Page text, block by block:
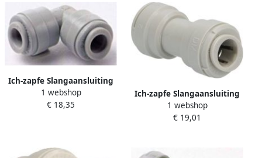
Ich-zapfe Slangaansluiting
Slangadapter 90° 3 8 buis x
5 16 buis
1 webshop
€ 18,35
Ich-zapfe Slangaansluiting
Slangadapter Aansluiting
voor slang Rechte
1 webshop
€ 19,01